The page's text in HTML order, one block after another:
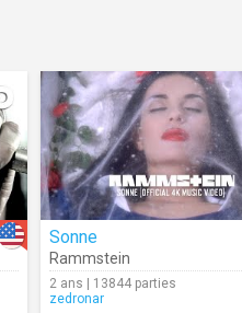
Sonne
Rammstein
2 ans | 13844 parties
zedronar